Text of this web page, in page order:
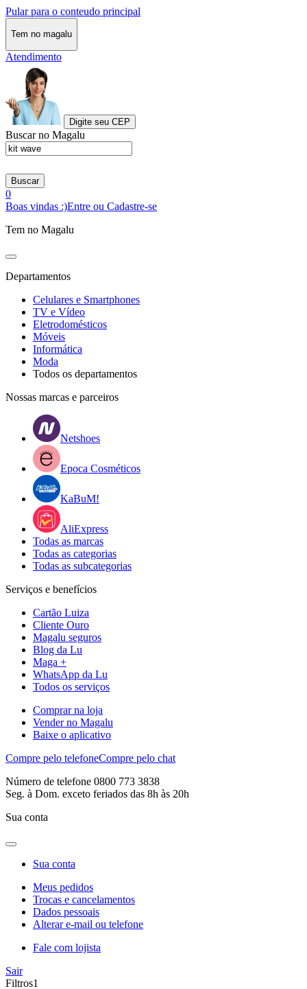
Pular para o conteudo principal
Tem no magalu
Atendimento
Digite seu CEP
Buscar no Magalu
Buscar
0
Boas vindas :)Entre ou Cadastre-se
Tem no Magalu
Departamentos
Celulares e Smartphones
TV e Vídeo
Eletrodomésticos
Móveis
Informática
Moda
Todos os departamentos
Nossas marcas e parceiros
Netshoes
Epoca Cosméticos
KaBuM!
AliExpress
Todas as marcas
Todas as categorias
Todas as subcategorias
Serviços e benefícios
Cartão Luiza
Cliente Ouro
Magalu seguros
Blog da Lu
Maga +
WhatsApp da Lu
Todos os serviços
Comprar na loja
Vender no Magalu
Baixe o aplicativo
Compre pelo telefoneCompre pelo chat
Número de telefone 0800 773 3838
Seg. à Dom. exceto feriados das 8h às 20h
Sua conta
Sua conta
Meus pedidos
Trocas e cancelamentos
Dados pessoais
Alterar e-mail ou telefone
Fale com lojista
Sair
Filtros1